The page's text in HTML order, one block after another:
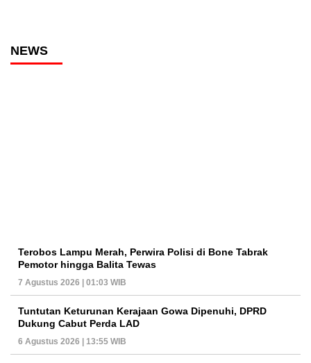
NEWS
Terobos Lampu Merah, Perwira Polisi di Bone Tabrak
Pemotor hingga Balita Tewas
7 Agustus 2026 | 01:03 WIB
Tuntutan Keturunan Kerajaan Gowa Dipenuhi, DPRD
Dukung Cabut Perda LAD
6 Agustus 2026 | 13:55 WIB